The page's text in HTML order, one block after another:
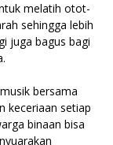
melatih otot-
sehingga lebih
juga bagus bagi
bersama
keceriaan setiap
binaan bisa